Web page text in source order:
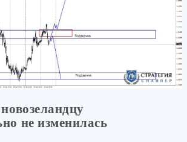
не изменилась